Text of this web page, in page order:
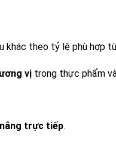
khác theo tỷ lệ phù hợp
vịtrong thực phẩm
trực tiếp.